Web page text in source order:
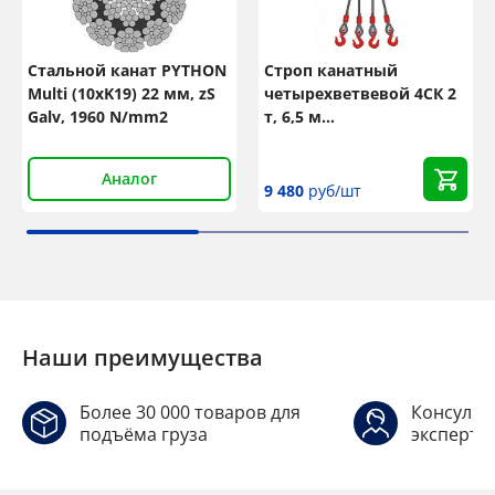
Стальной канат PYTHON
Multi (10xK19) 22 мм, zS
Galv, 1960 N/mm2
Аналог
Строп канатный
четырехветвевой 4СК 2
т, 6,5 м
9 480 руб/шт
Наши преимущества
Более 30 000 товаров для
подъёма груза